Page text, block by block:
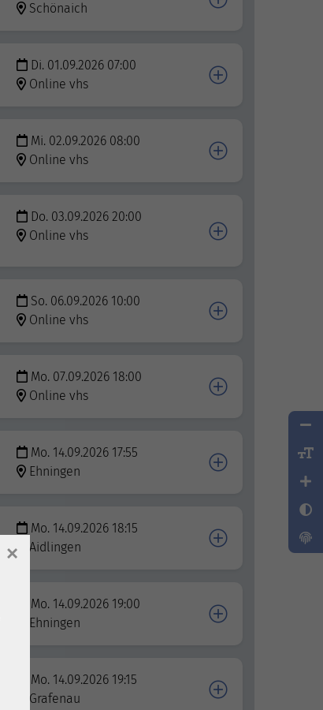
Schönaich
Di. 01.09.2026 07:00
Online vhs
Mi. 02.09.2026 08:00
Online vhs
Do. 03.09.2026 20:00
Online vhs
So. 06.09.2026 10:00
Online vhs
Mo. 07.09.2026 18:00
Online vhs
Mo. 14.09.2026 17:55
Ehningen
Mo. 14.09.2026 18:15
Aidlingen
Mo. 14.09.2026 19:00
Ehningen
Mo. 14.09.2026 19:15
Grafenau
×